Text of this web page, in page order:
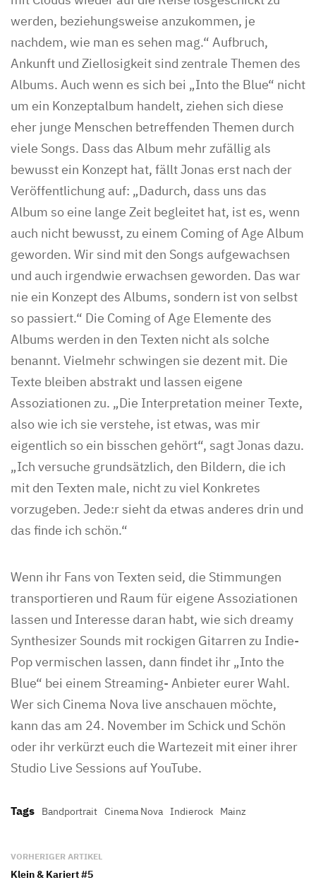
werden, beziehungsweise anzukommen, je
nachdem, wie man es sehen mag.“ Aufbruch,
Ankunft und Ziellosigkeit sind zentrale Themen des
Albums. Auch wenn es sich bei „Into the Blue“ nicht
um ein Konzeptalbum handelt, ziehen sich diese
eher junge Menschen betreffenden Themen durch
viele Songs. Dass das Album mehr zufällig als
bewusst ein Konzept hat, fällt Jonas erst nach der
Veröffentlichung auf: „Dadurch, dass uns das
Album so eine lange Zeit begleitet hat, ist es, wenn
auch nicht bewusst, zu einem Coming of Age Album
geworden. Wir sind mit den Songs aufgewachsen
und auch irgendwie erwachsen geworden. Das war
nie ein Konzept des Albums, sondern ist von selbst
so passiert.“ Die Coming of Age Elemente des
Albums werden in den Texten nicht als solche
benannt. Vielmehr schwingen sie dezent mit. Die
Texte bleiben abstrakt und lassen eigene
Assoziationen zu. „Die Interpretation meiner Texte,
also wie ich sie verstehe, ist etwas, was mir
eigentlich so ein bisschen gehört“, sagt Jonas dazu.
„Ich versuche grundsätzlich, den Bildern, die ich
mit den Texten male, nicht zu viel Konkretes
vorzugeben. Jede:r sieht da etwas anderes drin und
das finde ich schön.“
Wenn ihr Fans von Texten seid, die Stimmungen
transportieren und Raum für eigene Assoziationen
lassen und Interesse daran habt, wie sich dreamy
Synthesizer Sounds mit rockigen Gitarren zu Indie-
Pop vermischen lassen, dann findet ihr „Into the
Blue“ bei einem Streaming- Anbieter eurer Wahl.
Wer sich Cinema Nova live anschauen möchte,
kann das am 24. November im Schick und Schön
oder ihr verkürzt euch die Wartezeit mit einer ihrer
Studio Live Sessions auf YouTube.
Tags Bandportrait Cinema Nova Indierock Mainz
VORHERIGER ARTIKEL
Klein & Kariert #5